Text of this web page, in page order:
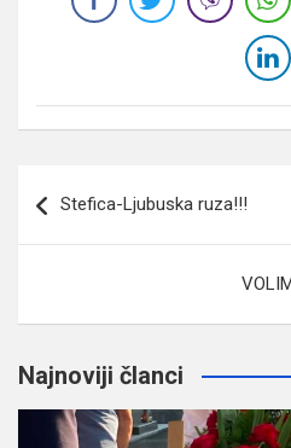
članaka
Stefica-Ljubuska ruza!!!
Najnoviji članci